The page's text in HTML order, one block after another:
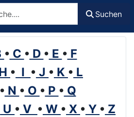
Suchen
• C • D • E • F
• I • J • K • L
• N • O • P • Q
U • V • W • X • Y • Z